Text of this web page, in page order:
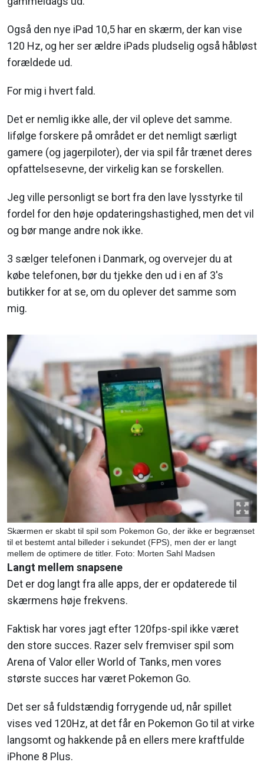
Også den nye iPad 10,5 har en skærm, der kan vise
120 Hz, og her ser ældre iPads pludselig også håbløst
forældede ud.
For mig i hvert fald.
Det er nemlig ikke alle, der vil opleve det samme.
Iifølge forskere på området er det nemligt særligt
gamere (og jagerpiloter), der via spil får trænet deres
opfattelsesevne, der virkelig kan se forskellen.
Jeg ville personligt se bort fra den lave lysstyrke til
fordel for den høje opdateringshastighed, men det vil
og bør mange andre nok ikke.
3 sælger telefonen i Danmark, og overvejer du at
købe telefonen, bør du tjekke den ud i en af 3's
butikker for at se, om du oplever det samme som
mig.
Skærmen er skabt til spil som Pokemon Go, der ikke er begrænset
til et bestemt antal billeder i sekundet (FPS), men der er langt
mellem de optimere de titler. Foto: Morten Sahl Madsen
Langt mellem snapsene
Det er dog langt fra alle apps, der er opdaterede til
skærmens høje frekvens.
Faktisk har vores jagt efter 120fps-spil ikke været
den store succes. Razer selv fremviser spil som
Arena of Valor eller World of Tanks, men vores
største succes har været Pokemon Go.
Det ser så fuldstændig forrygende ud, når spillet
vises ved 120Hz, at det får en Pokemon Go til at virke
langsomt og hakkende på en ellers mere kraftfulde
iPhone 8 Plus.